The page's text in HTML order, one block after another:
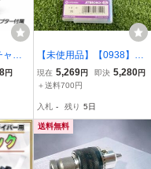
ャッ
チャ
円
【未使用品】【0938】ジ
ェットブローチまとめ I
T0BZ282MLEG
現在 5,269円 即決 5,280円
＋送料700円
入札 - 残り 5日
送料無料